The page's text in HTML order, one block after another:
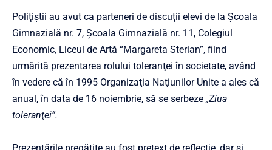
Poliţiştii au avut ca parteneri de discuţii elevi de la Şcoala
Gimnazială nr. 7, Şcoala Gimnazială nr. 11, Colegiul
Economic, Liceul de Artă “Margareta Sterian”, fiind
urmărită prezentarea rolului toleranţei în societate, având
în vedere că în 1995 Organizaţia Naţiunilor Unite a ales că
anual, în data de 16 noiembrie, să se serbeze „Ziua
toleranţei”.
Prezentările pregătite au fost pretext de reflecţie, dar şi